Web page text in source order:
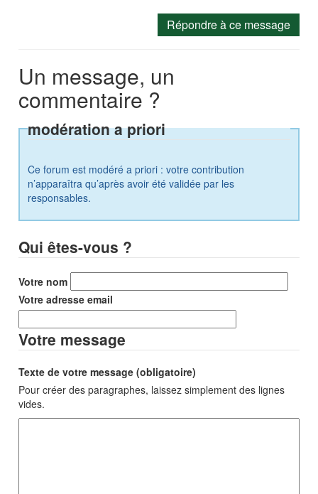
Répondre à ce message
Un message, un
commentaire ?
modération a priori
Ce forum est modéré a priori : votre contribution
n’apparaîtra qu’après avoir été validée par les
responsables.
Qui êtes-vous ?
Votre nom
Votre adresse email
Votre message
Texte de votre message (obligatoire)
Pour créer des paragraphes, laissez simplement des lignes
vides.